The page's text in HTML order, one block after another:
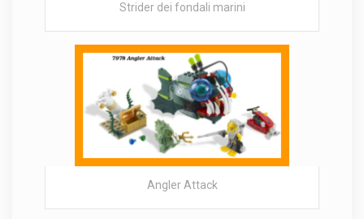
Strider dei fondali marini
Angler Attack